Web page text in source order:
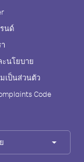
นด์
นโยบาย
เป็นส่วนตัว
Code